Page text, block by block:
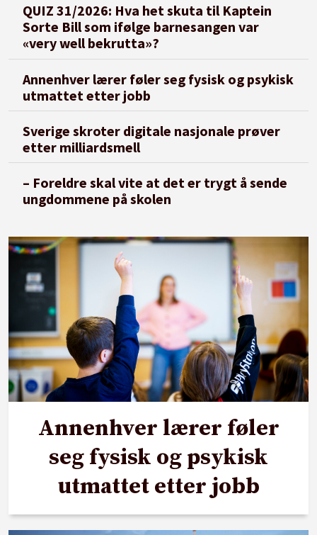
QUIZ 31/2026: Hva het skuta til Kaptein
Sorte Bill som ifølge barnesangen var
«very well bekrutta»?
Annenhver lærer føler seg fysisk og psykisk
utmattet etter jobb
Sverige skroter digitale nasjonale prøver
etter milliardsmell
– Foreldre skal vite at det er trygt å sende
ungdommene på skolen
Annenhver lærer føler
seg fysisk og psykisk
utmattet etter jobb